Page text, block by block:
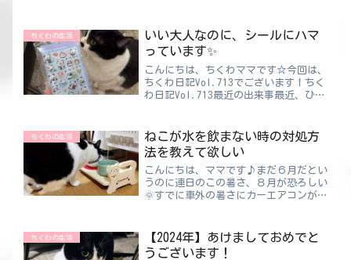
どくさがり屋な私にはピッタリ💕ちくわ
ママ続けられるかが問題で...
ちくわの生活
いい大人なのに、シールにハマ
っています✨
こんにちは、ちくわママです☆今回は、
ちくわ日記Vol.713でございます！ちく
わ日記Vol.713最近の出来事最近、ひそ
かけるようになったけど田舎ということ
もあってか…...
ちくわの生活
ねこが水を飲まない時の対処方
法を教えて欲しい
こんにちは、ママです♪まだ６月だとい
うのに連日のこの暑さ、８月が恐ろしい
🌞すでに車外の暑さにカーエアコンが負
かりしないといけませんよね。特にここ
数年は外でもマスクが当た...
ちくわの生活
【2024年】あけましておめでと
うございます！